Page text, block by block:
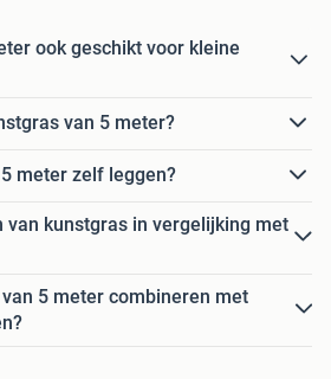
ook geschikt voor kleine
van 5 meter?
meter zelf leggen?
van kunstgras in vergelijking met
5 meter combineren met